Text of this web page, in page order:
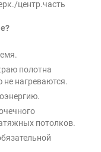
центр.часть
полотна
не нагреваются.
потолков.